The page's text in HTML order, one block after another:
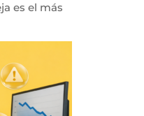
es el más